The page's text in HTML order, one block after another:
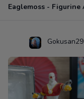
Gokusan29